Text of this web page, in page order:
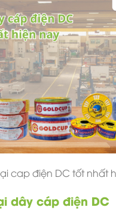
cap điện DC tốt nhất
dây cáp điện DC